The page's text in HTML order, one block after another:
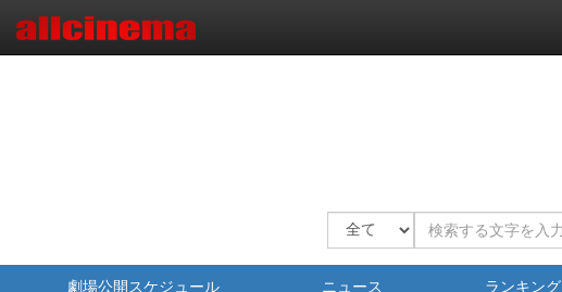
劇場公開スケジュール ニュース ランキング